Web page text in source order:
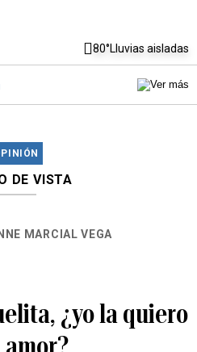
80°Lluvias aisladas
DE VISTA
MARCIAL VEGA
¿yo la quiero